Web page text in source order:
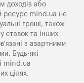
доходів або
ресурс mind.ua не
гроші, також
ставок та інших
з азартними
Будь-які
mind.ua
цілях.